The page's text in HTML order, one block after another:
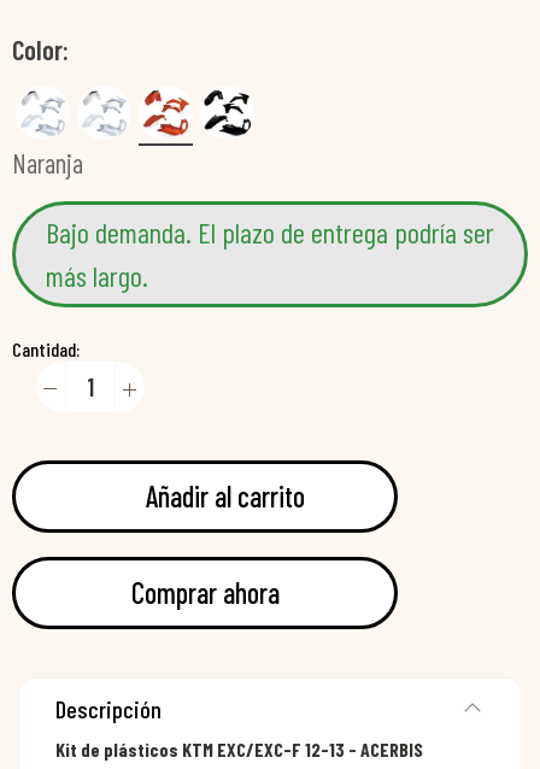
Color
Naranja
Bajo demanda. El plazo de entrega podría ser
más largo.
Cantidad:
Añadir al carrito
Comprar ahora
Descripción
Kit de plásticos KTM EXC/EXC-F 12-13 - ACERBIS